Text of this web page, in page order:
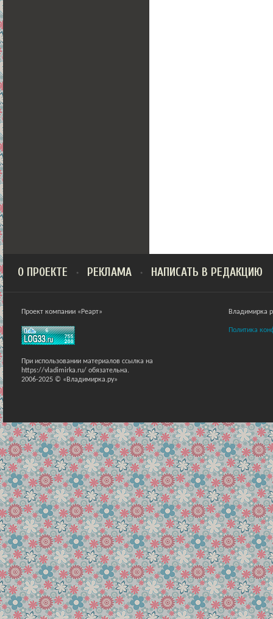
О ПРОЕКТЕ РЕКЛАМА НАПИСАТЬ В РЕДАКЦИЮ
Проект компании «Реарт»
При использовании материалов ссылка на
https://vladimirka.ru/ обязательна.
2006-2025 © «Владимирка.ру»
Владимирка
Политика